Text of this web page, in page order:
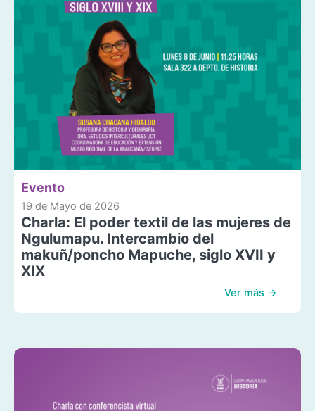
Evento
19 de Mayo de 2026
Charla: El poder textil de las mujeres de
Ngulumapu. Intercambio del
makuñ/poncho Mapuche, siglo XVII y
XIX
Ver más →